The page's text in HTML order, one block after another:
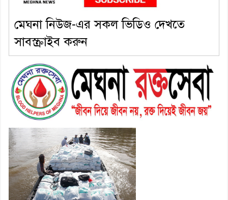
মেঘনা নিউজ-এর সকল ভিডিও দেখতে
সাবস্ক্রাইব করুন